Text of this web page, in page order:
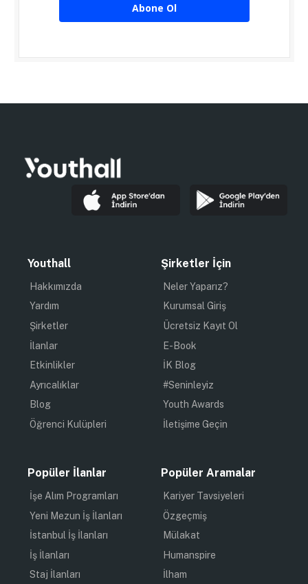
Abone Ol
Youthall
Hakkımızda
Yardım
Şirketler
İlanlar
Etkinlikler
Ayrıcalıklar
Blog
Öğrenci Kulüpleri
Şirketler İçin
Neler Yaparız?
Kurumsal Giriş
Ücretsiz Kayıt Ol
E-Book
İK Blog
#Seninleyiz
Youth Awards
İletişime Geçin
Popüler İlanlar
İşe Alım Programları
Yeni Mezun İş İlanları
İstanbul İş İlanları
İş İlanları
Staj İlanları
Popüler Aramalar
Kariyer Tavsiyeleri
Özgeçmiş
Mülakat
Humanspire
İlham